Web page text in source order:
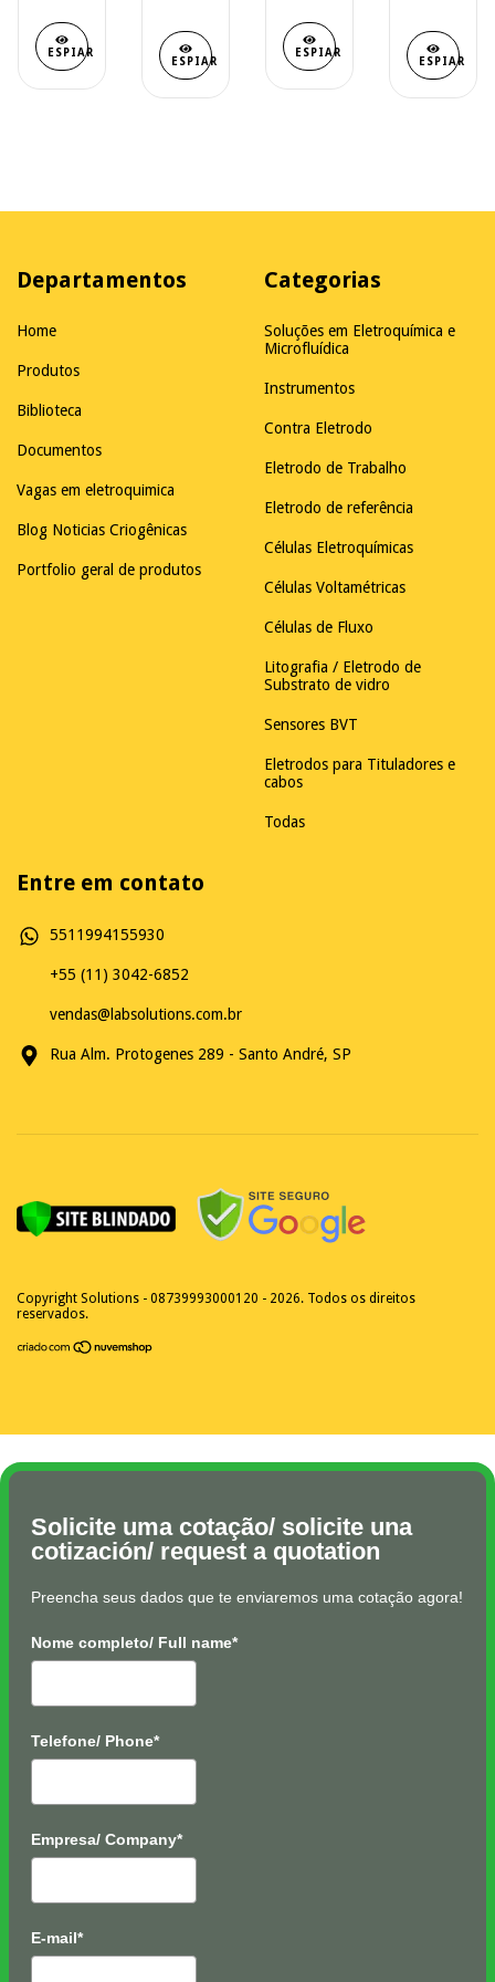
ESPIAR
ESPIAR
ESPIAR
ESPIAR
Departamentos
Home
Produtos
Biblioteca
Documentos
Vagas em eletroquimica
Blog Noticias Criogênicas
Portfolio geral de produtos
Categorias
Soluções em Eletroquímica e
Microfluídica
Instrumentos
Contra Eletrodo
Eletrodo de Trabalho
Eletrodo de referência
Células Eletroquímicas
Células Voltamétricas
Células de Fluxo
Litografia / Eletrodo de
Substrato de vidro
Sensores BVT
Eletrodos para Tituladores e
cabos
Todas
Entre em contato
5511994155930
+55 (11) 3042-6852
vendas@labsolutions.com.br
Rua Alm. Protogenes 289 - Santo André, SP
Copyright Solutions - 08739993000120 - 2026. Todos os direitos
reservados.
Solicite uma cotação/ solicite una
cotización/ request a quotation
Preencha seus dados que te enviaremos uma cotação agora!
Nome completo/ Full name*
Telefone/ Phone*
Empresa/ Company*
E-mail*